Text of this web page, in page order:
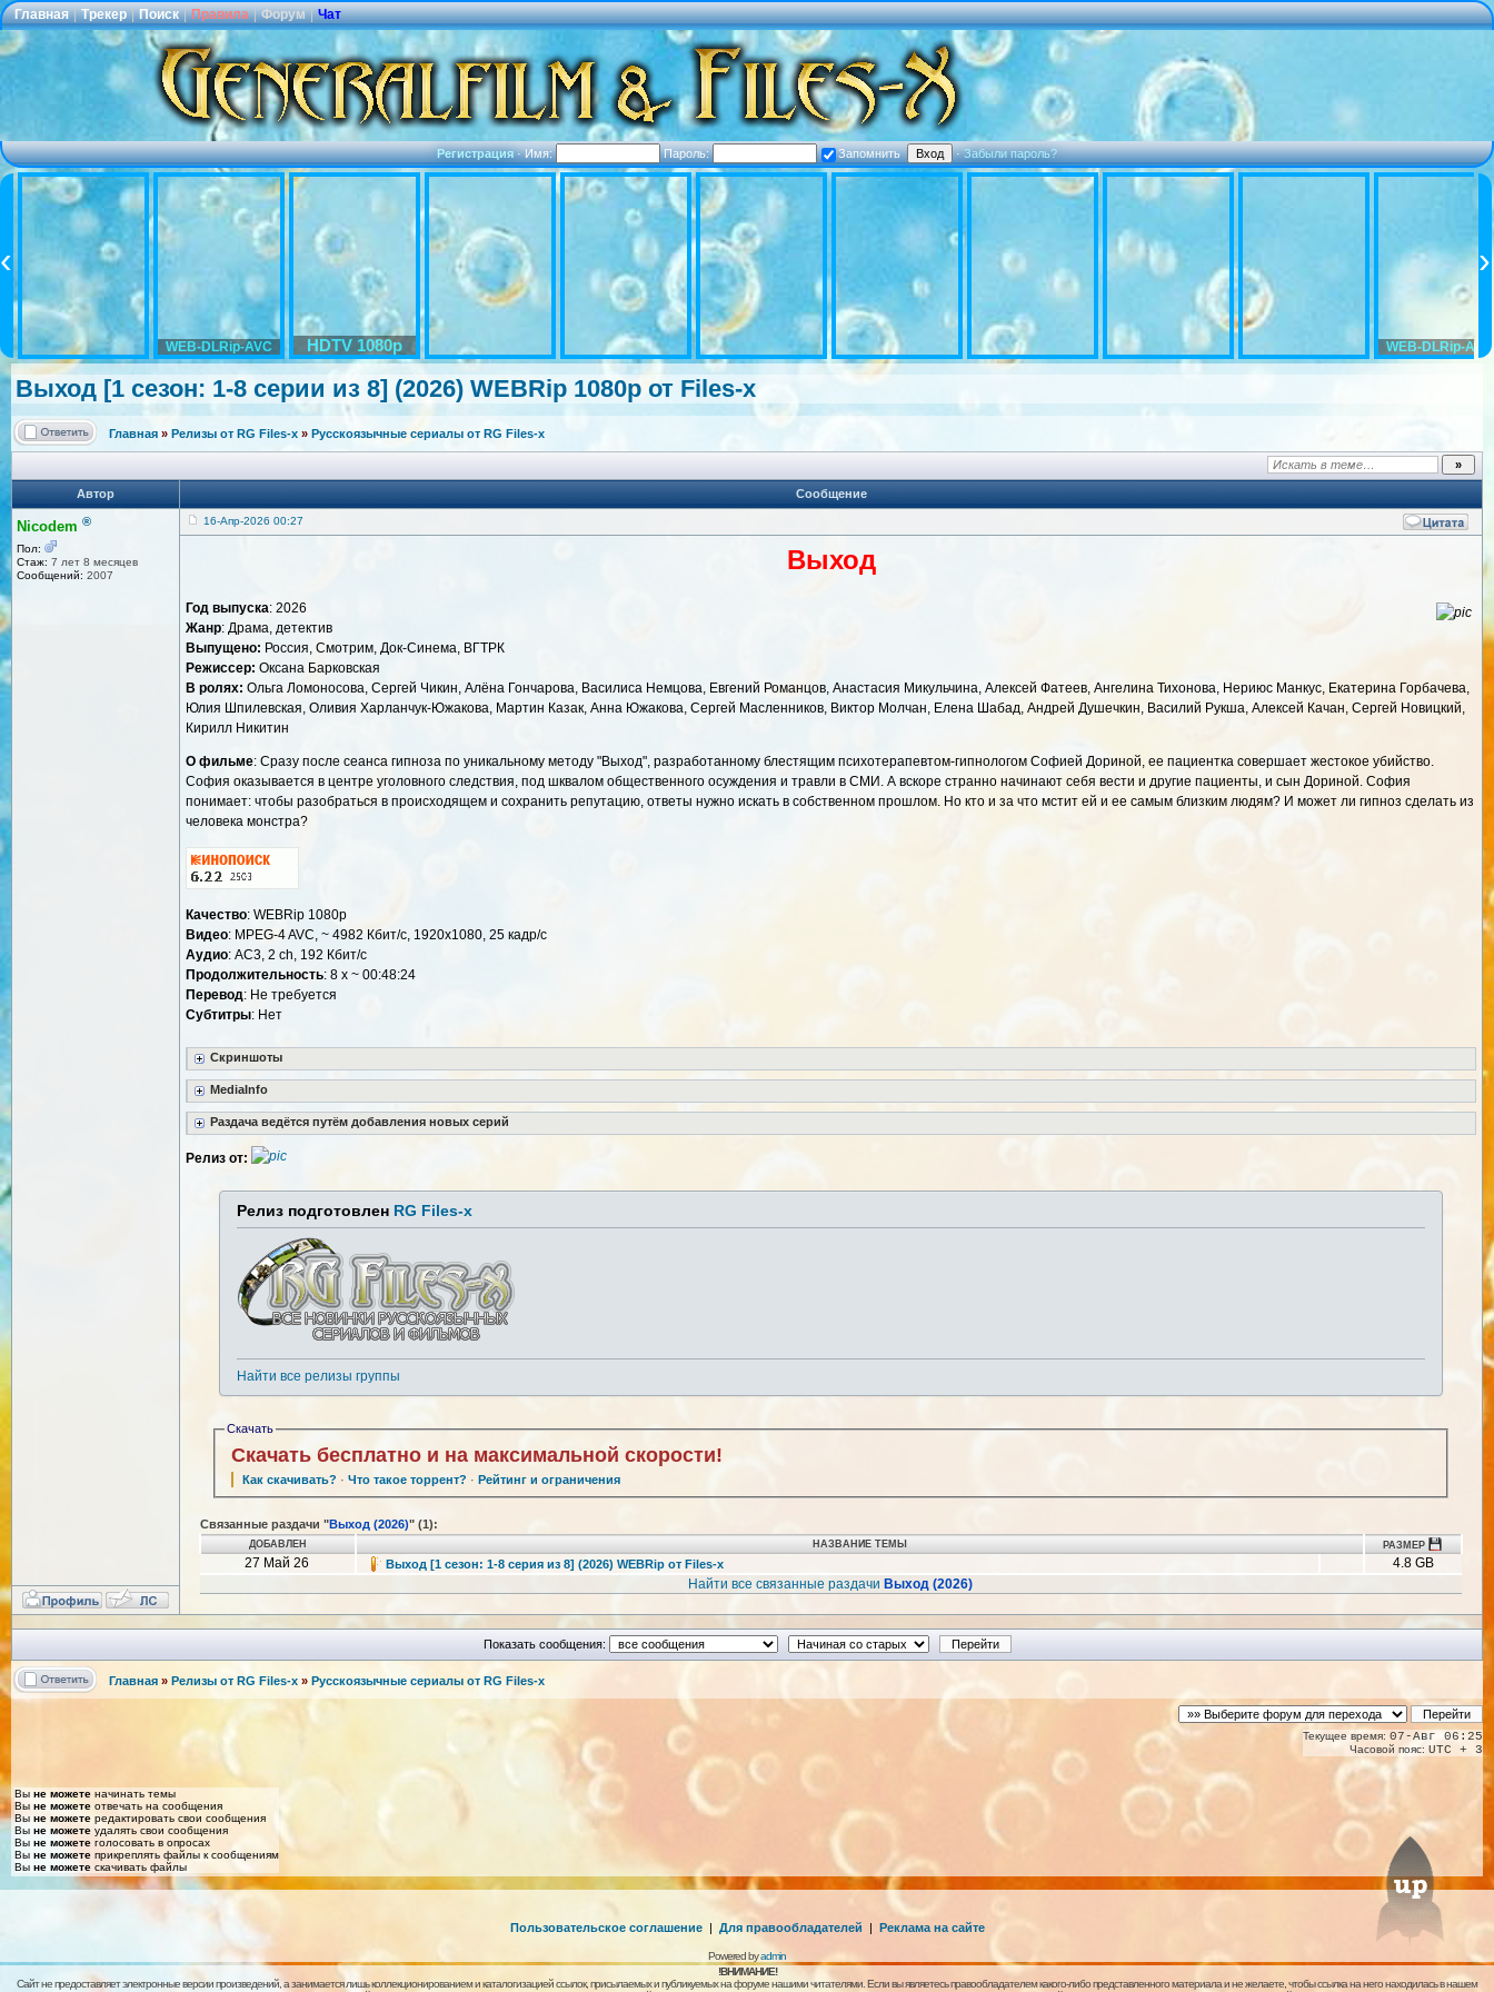
Главная | Трекер | Поиск | Правила | Форум | Чат
Регистрация·Имя: Пароль: Запомнить ·Забыли пароль?
WEB-DLRip-AVC HDTV 1080p WEB-DLRip-AVC
Выход [1 сезон: 1-8 серии из 8] (2026) WEBRip 1080p от Files-x
Главная » Релизы от RG Files-x » Русскоязычные сериалы от RG Files-x
Автор Сообщение
Nicodem ®
Пол:
Стаж: 7 лет 8 месяцев
Сообщений: 2007
16-Апр-2026 00:27
Выход
Год выпуска: 2026
Жанр: Драма, детектив
Выпущено: Россия, Смотрим, Док-Синема, ВГТРК
Режиссер: Оксана Барковская
В ролях: Ольга Ломоносова, Сергей Чикин, Алёна Гончарова, Василиса Немцова, Евгений Романцов, Анастасия Микульчина, Алексей Фатеев, Ангелина Тихонова, Нериюс Манкус, Екатерина Горбачева,
Юлия Шпилевская, Оливия Харланчук-Южакова, Мартин Казак, Анна Южакова, Сергей Масленников, Виктор Молчан, Елена Шабад, Андрей Душечкин, Василий Рукша, Алексей Качан, Сергей Новицкий,
Кирилл Никитин
О фильме: Сразу после сеанса гипноза по уникальному методу "Выход", разработанному блестящим психотерапевтом-гипнологом Софией Дориной, ее пациентка совершает жестокое убийство.
София оказывается в центре уголовного следствия, под шквалом общественного осуждения и травли в СМИ. А вскоре странно начинают себя вести и другие пациенты, и сын Дориной. София
понимает: чтобы разобраться в происходящем и сохранить репутацию, ответы нужно искать в собственном прошлом. Но кто и за что мстит ей и ее самым близким людям? И может ли гипноз сделать из
человека монстра?
Качество: WEBRip 1080p
Видео: MPEG-4 AVC, ~ 4982 Кбит/с, 1920x1080, 25 кадр/с
Аудио: AC3, 2 ch, 192 Кбит/с
Продолжительность: 8 x ~ 00:48:24
Перевод: Не требуется
Субтитры: Нет
Скриншоты
MediaInfo
Раздача ведётся путём добавления новых серий
Релиз от:
Релиз подготовлен RG Files-x
Найти все релизы группы
Скачать
Скачать бесплатно и на максимальной скорости!
Как скачивать? ·Что такое торрент? · Рейтинг и ограничения
Связанные раздачи "Выход (2026)" (1):
ДОБАВЛЕН НАЗВАНИЕ ТЕМЫ РАЗМЕР
27 Май 26 Выход [1 сезон: 1-8 серия из 8] (2026) WEBRip от Files-x
4.8 GB
Найти все связанные раздачи Выход (2026)
Показать сообщения:
Главная » Релизы от RG Files-x » Русскоязычные сериалы от RG Files-x
Текущее время: 07-Авг 06:25
Часовой пояс: UTC + 3
Вы не можете начинать темы
Вы не можете отвечать на сообщения
Вы не можете редактировать свои сообщения
Вы не можете удалять свои сообщения
Вы не можете голосовать в опросах
Вы не можете прикреплять файлы к сообщениям
Вы не можете скачивать файлы
Пользовательское соглашение | Для правообладателей | Реклама на сайте
Powered byadmin
!ВНИМАНИЕ!
Сайт не предоставляет электронные версии произведений, а занимается лишь коллекционированием и каталогизацией ссылок, присылаемых и публикуемых на форуме нашими читателями. Если вы являетесь правообладателем какого-либо представленного материала и не желаете, чтобы ссылка на него находилась в нашем